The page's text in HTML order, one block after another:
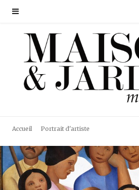
Accueil Portrait d'artiste